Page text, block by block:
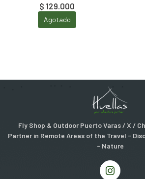
$ 129.000
Agotado
Fly Shop & Outdoor Puerto Varas / X /
Partner in Remote Areas of the Travel -
- Nature